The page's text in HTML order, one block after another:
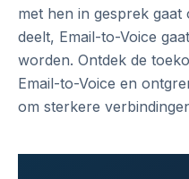
met hen in gesprek
deelt, Email-to-Voice
worden. Ontdek de
Email-to-Voice en
om sterkere